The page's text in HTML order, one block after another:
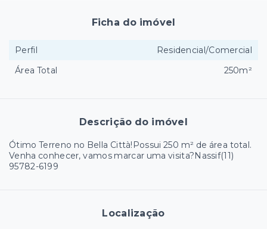
Descrição do imóvel
Ótimo Terreno no Bella Città!Possui 250 m² de área total.
Venha conhecer, vamos marcar uma visita?Nassif(11)
95782-6199
Localização
Ficha do imóvel
Perfil
Residencial/Comercial
Área Total
250m²